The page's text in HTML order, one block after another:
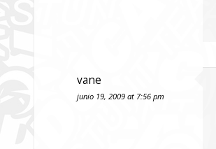
vane
junio 19, 2009 at 7:56 pm